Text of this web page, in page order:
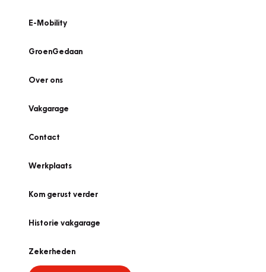
E-Mobility
GroenGedaan
Over ons
Vakgarage
Contact
Werkplaats
Kom gerust verder
Historie vakgarage
Zekerheden